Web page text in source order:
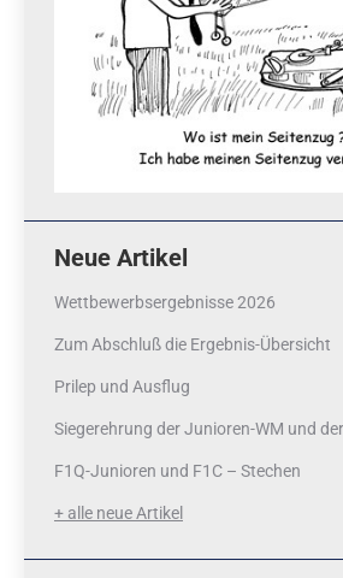
Neue Artikel
Wettbewerbsergebnisse 2026
Zum Abschluß die Ergebnis-Übersicht
Prilep und Ausflug
Siegerehrung der Junioren-WM und
F1Q-Junioren und F1C – Stechen
+ alle neue Artikel